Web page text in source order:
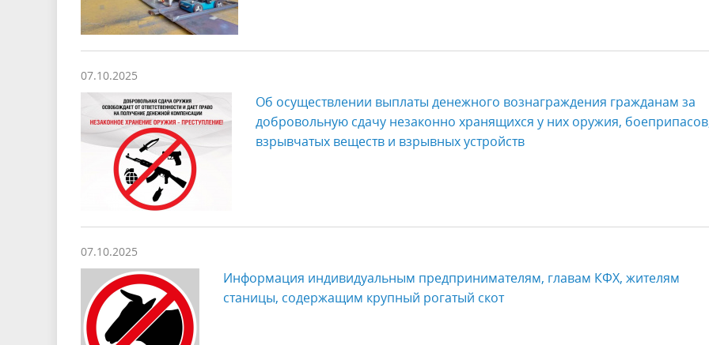
07.10.2025
Об осуществлении выплаты денежного вознаграждения гражданам за
добровольную сдачу незаконно хранящихся у них оружия,
взрывчатых веществ и взрывных устройств
07.10.2025
Информация индивидуальным предпринимателям, главам КФХ, жителям
станицы, содержащим крупный рогатый скот